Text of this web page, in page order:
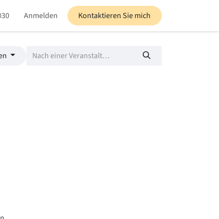
Blog
Anmelden Kontaktieren Sie mich